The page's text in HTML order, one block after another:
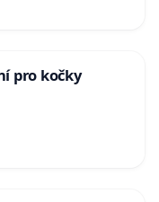
pro kočky